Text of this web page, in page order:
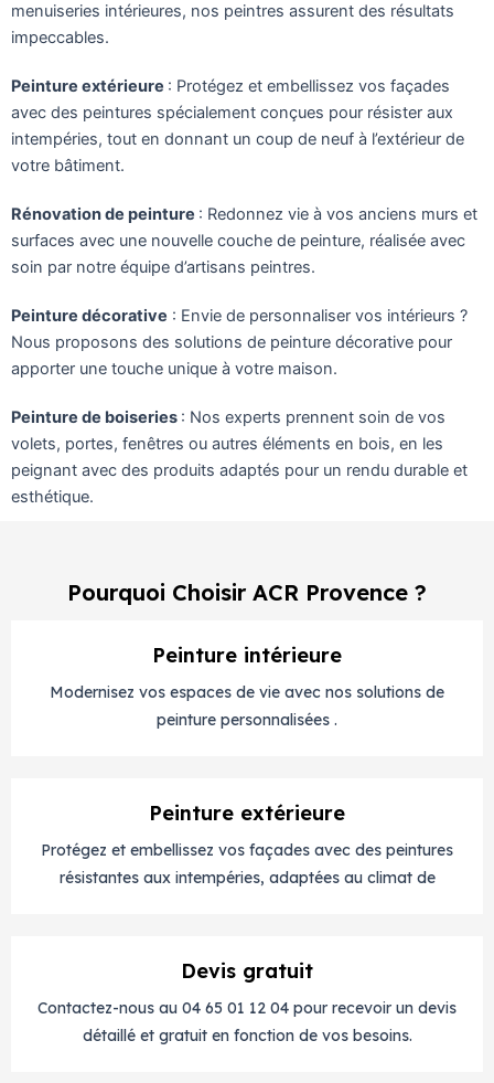
menuiseries intérieures, nos peintres assurent des résultats
impeccables.
Peinture extérieure : Protégez et embellissez vos façades
avec des peintures spécialement conçues pour résister aux
intempéries, tout en donnant un coup de neuf à l’extérieur de
votre bâtiment.
Rénovation de peinture : Redonnez vie à vos anciens murs et
surfaces avec une nouvelle couche de peinture, réalisée avec
soin par notre équipe d’artisans peintres.
Peinture décorative : Envie de personnaliser vos intérieurs ?
Nous proposons des solutions de peinture décorative pour
apporter une touche unique à votre maison.
Peinture de boiseries : Nos experts prennent soin de vos
volets, portes, fenêtres ou autres éléments en bois, en les
peignant avec des produits adaptés pour un rendu durable et
esthétique.
Pourquoi Choisir ACR Provence ?
Peinture intérieure
Modernisez vos espaces de vie avec nos solutions de
peinture personnalisées .
Peinture extérieure
Protégez et embellissez vos façades avec des peintures
résistantes aux intempéries, adaptées au climat de
Devis gratuit
Contactez-nous au 04 65 01 12 04 pour recevoir un devis
détaillé et gratuit en fonction de vos besoins.